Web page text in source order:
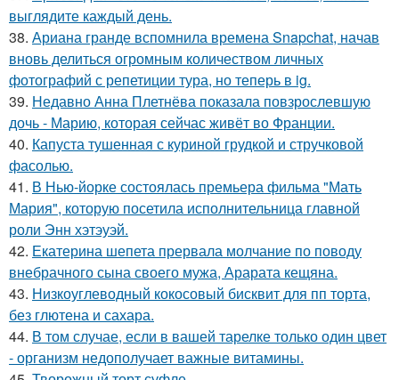
выглядите каждый день.
38. Ариана гранде вспомнила времена Snapchat, начав
вновь делиться огромным количеством личных
фотографий с репетиции тура, но теперь в ig.
39. Недавно Анна Плетнёва показала повзрослевшую
дочь - Марию, которая сейчас живёт во Франции.
40. Капуста тушенная с куриной грудкой и стручковой
фасолью.
41. В Нью-йорке состоялась премьера фильма "Мать
Мария", которую посетила исполнительница главной
роли Энн хэтэуэй.
42. Екатерина шепета прервала молчание по поводу
внебрачного сына своего мужа, Арарата кещяна.
43. Низкоуглеводный кокосовый бисквит для пп торта,
без глютена и сахара.
44. В том случае, если в вашей тарелке только один цвет
- организм недополучает важные витамины.